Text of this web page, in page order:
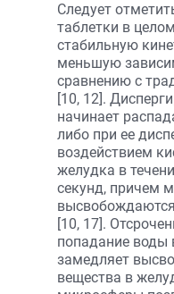
Следует
таблетки в
стабильную
меньшую
сравнению с
[10, 12].
начинает
либо при ее
воздействием
желудка в
секунд, причем
[10, 17].
попадание
замедляет
вещества в